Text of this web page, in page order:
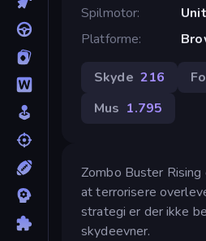
Spilmotor
Platforme
Skyde 216
Mus 1.795
Zombo Buster
at terrorisere
strategi er der ikke
skydeevner.